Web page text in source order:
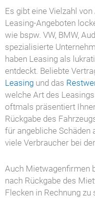
Es gibt eine Vielzahl
Leasing-Angeboten
wie bspw. VW, BMW,
spezialisierte
haben Leasing als
entdeckt. Beliebte
Leasing und das
welche Art des
oftmals präsentiert
Rückgabe des
für angebliche Schäden
viele Verbraucher bei
Auch Mietwagenfirmen
nach Rückgabe des
Flecken in Rechnung